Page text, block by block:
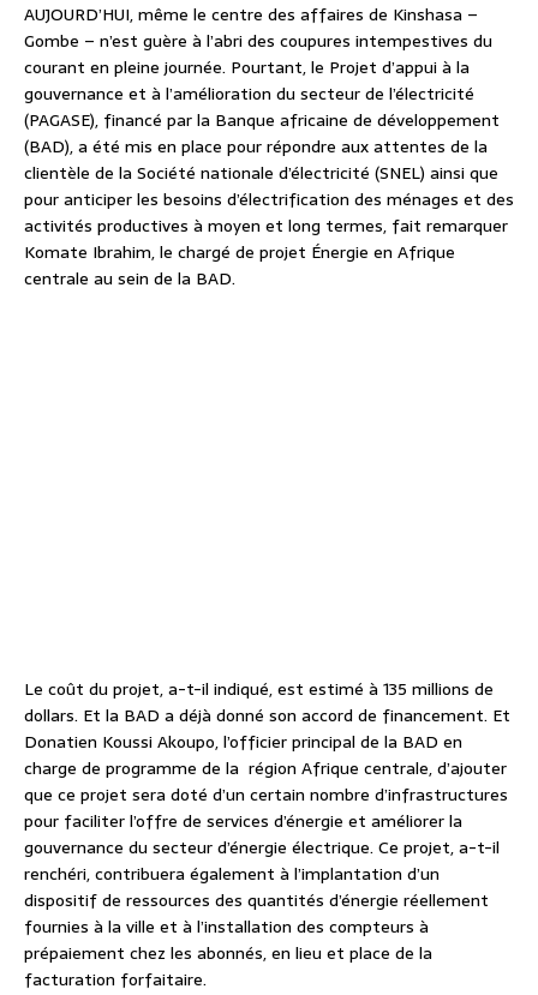
AUJOURD’HUI, même le centre des affaires de Kinshasa –
Gombe – n’est guère à l’abri des coupures intempestives du
courant en pleine journée. Pourtant, le Projet d’appui à la
gouvernance et à l’amélioration du secteur de l’électricité
(PAGASE), financé par la Banque africaine de développement
(BAD), a été mis en place pour répondre aux attentes de la
clientèle de la Société nationale d’électricité (SNEL) ainsi que
pour anticiper les besoins d’électrification des ménages et des
activités productives à moyen et long termes, fait remarquer
Komate Ibrahim, le chargé de projet Énergie en Afrique
centrale au sein de la BAD.
Le coût du projet, a-t-il indiqué, est estimé à 135 millions de
dollars. Et la BAD a déjà donné son accord de financement. Et
Donatien Koussi Akoupo, l’officier principal de la BAD en
charge de programme de la région Afrique centrale, d’ajouter
que ce projet sera doté d’un certain nombre d’infrastructures
pour faciliter l’offre de services d’énergie et améliorer la
gouvernance du secteur d’énergie électrique. Ce projet, a-t-il
renchéri, contribuera également à l’implantation d’un
dispositif de ressources des quantités d’énergie réellement
fournies à la ville et à l’installation des compteurs à
prépaiement chez les abonnés, en lieu et place de la
facturation forfaitaire.